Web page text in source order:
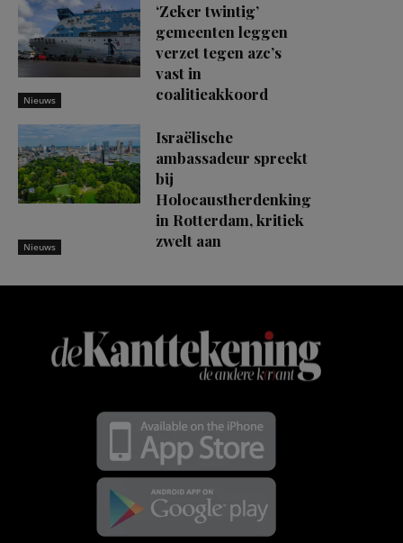
Nieuws
‘Zeker twintig’
gemeenten leggen
verzet tegen azc’s
vast in
coalitieakkoord
Nieuws
Israëlische
ambassadeur spreekt
bij
Holocaustherdenking
in Rotterdam, kritiek
zwelt aan